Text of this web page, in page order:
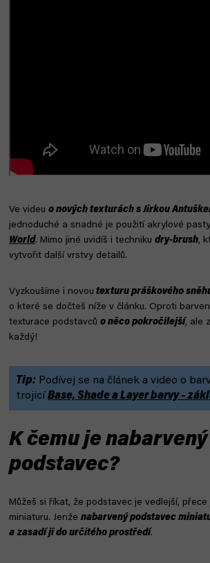
Ve videu o nových texturách s Jirkou
jednoduché a snadné je použití akrylové
World. Mimo jiné uvidíš i techniku dry-brush,
vytvořit další vrstvy detailů.
Vyzkoušíme i novou texturu práškového
o které se dočteš níže v článku. Oproti
texturace podstavců o něco pokročilejší, ale
každý!
Tip: Podívej se na článek a video o
trojicí Base, Shade a Layer barvy –
K čemu je nabarvený
podstavec?
Můžeš si říkat, že podstavec je vedlejší,
miniaturu. Jenže nabarvený podstavec
a zasadí ji do určitého prostředí.